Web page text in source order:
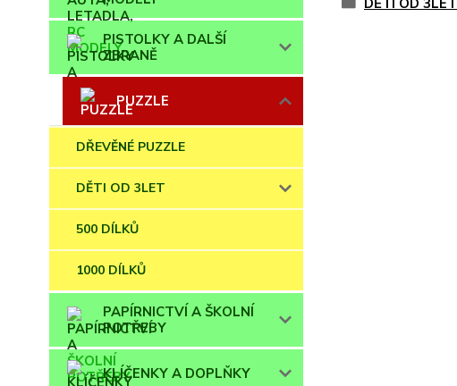
PISTOLKY A DALŠÍ
ZBRANĚ
PUZZLE
DŘEVĚNÉ PUZZLE
DĚTI OD 3LET
500 DÍLKŮ
1000 DÍLKŮ
PAPÍRNICTVÍ A ŠKOLNÍ
POTŘEBY
KLÍČENKY A DOPLŇKY
DĚTI OD 3LET